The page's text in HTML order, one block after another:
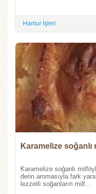
Hamur İşleri
Karamelize
Karamelize soğanlı
derin aromasıyla fark
lezzetli soğanların milf...